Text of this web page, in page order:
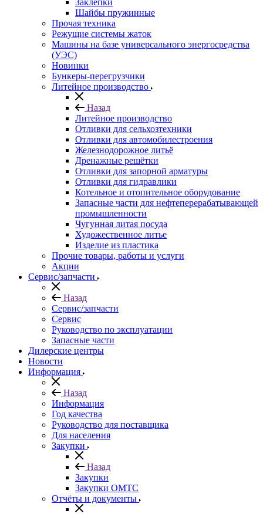
Заклепки
Шайбы пружинные
Прочая техника
Режущие системы жаток
Машины на базе универсального энергосредства
(УЭС)
Новинки
Бункеры-перегрузчики
Литейное производство
Назад
Литейное производство
Отливки для сельхозтехники
Отливки для автомобилестроения
Железнодорожное литьё
Дренажные решётки
Отливки для запорной арматуры
Отливки для гидравлики
Котельное и отопительное оборудование
Запасные части для нефтеперерабатывающей
промышленности
Чугунная литая посуда
Художественное литье
Изделие из пластика
Прочие товары, работы и услуги
Акции
Сервис/запчасти
Назад
Сервис/запчасти
Сервис
Руководство по эксплуатации
Запасные части
Дилерские центры
Новости
Информация
Назад
Информация
Год качества
Руководство для поставщика
Для населения
Закупки
Назад
Закупки
Закупки ОМТС
Отчёты и документы